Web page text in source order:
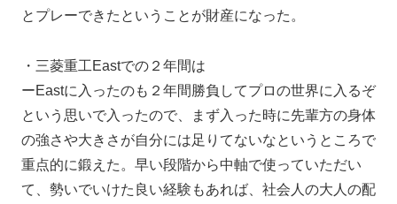
とプレーできたということが財産になった。
・三菱重工Eastでの２年間は
ーEastに入ったのも２年間勝負してプロの世界に入るぞ
という思いで入ったので、まず入った時に先輩方の身体
の強さや大きさが自分には足りてないなというところで
重点的に鍛えた。早い段階から中軸で使っていただい
て、勢いでいけた良い経験もあれば、社会人の大人の配